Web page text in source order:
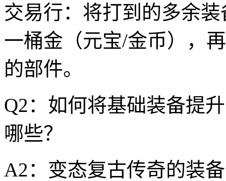
交易行：将打到的多余
一桶金（元宝/金币），
的部件。
Q2：如何将基础装备提
哪些？
A2：变态复古传奇的装